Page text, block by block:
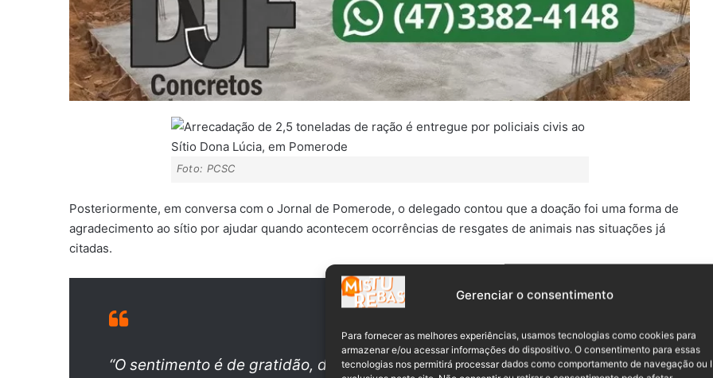
Gerenciar o consentimento
Para fornecer as melhores experiências, usamos tecnologias como cookies para
armazenar e/ou acessar informações do dispositivo. O consentimento para essas
tecnologias nos permitirá processar dados como comportamento de navegação ou
Foto: PCSC
Posteriormente, em conversa com o Jornal de Pomerode, o delegado contou que a doação foi uma forma de
agradecimento ao sítio por ajudar quando acontecem ocorrências de resgates de animais nas situações já
citadas.
“O sentimento é de gratidão, dever cumprido. Agradecer a toda